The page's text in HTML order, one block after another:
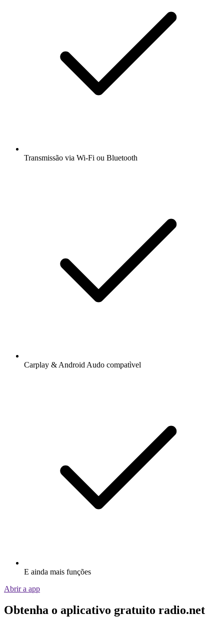
Transmissão via Wi-Fi ou Bluetooth
Carplay & Android Audo compatìvel
E ainda mais funções
Abrir a app
Obtenha o aplicativo gratuito radio.net